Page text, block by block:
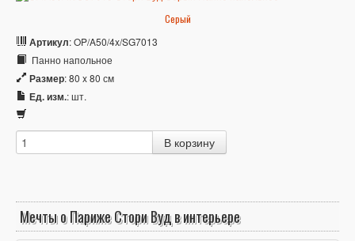
Серый
Артикул: OP/A50/4x/SG7013
Панно напольное
Размер: 80 x 80 см
Ед. изм.: шт.
Мечты о Париже Стори Вуд в интерьере